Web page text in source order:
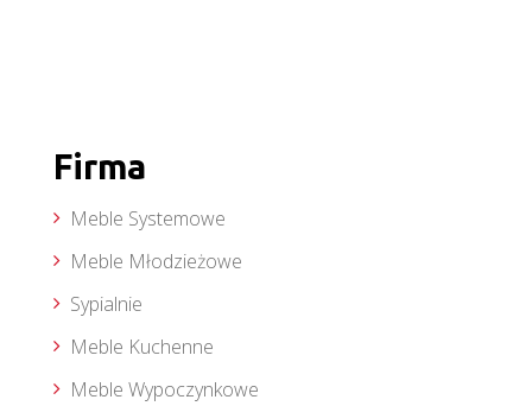
Firma
Meble Systemowe
Meble Młodzieżowe
Sypialnie
Meble Kuchenne
Meble Wypoczynkowe